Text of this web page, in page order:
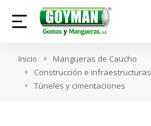
Estás aquí:
Inicio
Mangueras de Caucho
Construcción e infraestructuras
Túneles y cimentaciones